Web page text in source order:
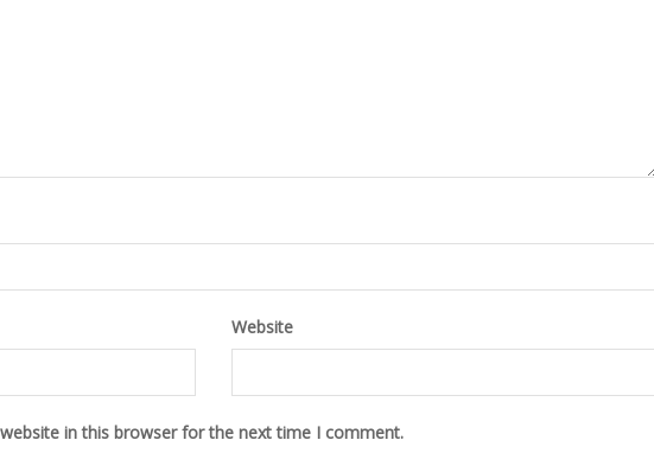
Website
in this browser for the next time I comment.